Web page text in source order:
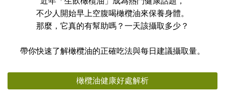
不少人開始早上空腹喝橄欖油來保養身體。
那麼，它真的有幫助嗎？一天該攝取多少？
帶你快速了解橄欖油的正確吃法與每日建議攝取量。
橄欖油健康好處解析